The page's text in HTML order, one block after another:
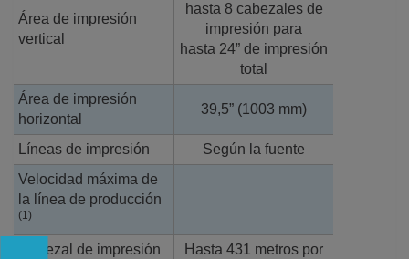
Área de impresión
vertical
hasta 8 cabezales de
impresión para
hasta 24” de impresión
total
Área de impresión
horizontal
39,5” (1003 mm)
Líneas de impresión
Según la fuente
Velocidad máxima de
la línea de producción
(1)
Cabezal de impresión
Hasta 431 metros por